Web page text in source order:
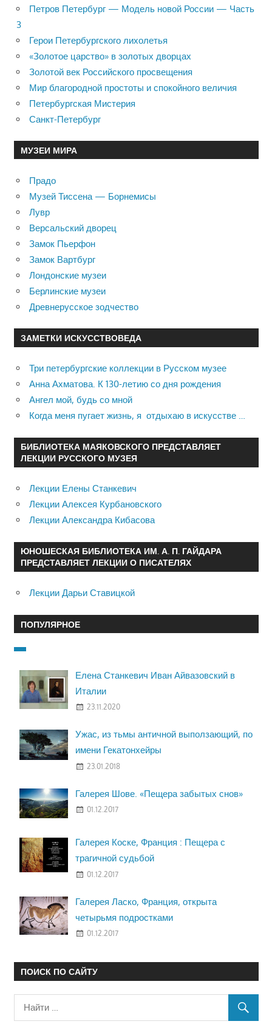
Петров Петербург — Модель новой России — Часть
3
Герои Петербургского лихолетья
«Золотое царство» в золотых дворцах
Золотой век Российского просвещения
Мир благородной простоты и спокойного величия
Петербургская Мистерия
Санкт-Петербург
МУЗЕИ МИРА
Прадо
Музей Тиссена — Борнемисы
Лувр
Версальский дворец
Замок Пьерфон
Замок Вартбург
Лондонские музеи
Берлинские музеи
Древнерусское зодчество
ЗАМЕТКИ ИСКУССТВОВЕДА
Три петербургские коллекции в Русском музее
Анна Ахматова. К 130-летию со дня рождения
Ангел мой, будь со мной
Когда меня пугает жизнь, я отдыхаю в искусстве …
БИБЛИОТЕКА МАЯКОВСКОГО ПРЕДСТАВЛЯЕТ
ЛЕКЦИИ РУССКОГО МУЗЕЯ
Лекции Елены Станкевич
Лекции Алексея Курбановского
Лекции Александра Кибасова
ЮНОШЕСКАЯ БИБЛИОТЕКА ИМ. А. П. ГАЙДАРА
ПРЕДСТАВЛЯЕТ ЛЕКЦИИ О ПИСАТЕЛЯХ
Лекции Дарьи Ставицкой
ПОПУЛЯРНОЕ
Елена Станкевич Иван Айвазовский в
Италии
23.11.2020
Ужас, из тьмы античной выползающий, по
имени Гекатонхейры
23.01.2018
Галерея Шове. «Пещера забытых снов»
01.12.2017
Галерея Коске, Франция : Пещера с
трагичной судьбой
01.12.2017
Галерея Ласко, Франция, открыта
четырьмя подростками
01.12.2017
ПОИСК ПО САЙТУ